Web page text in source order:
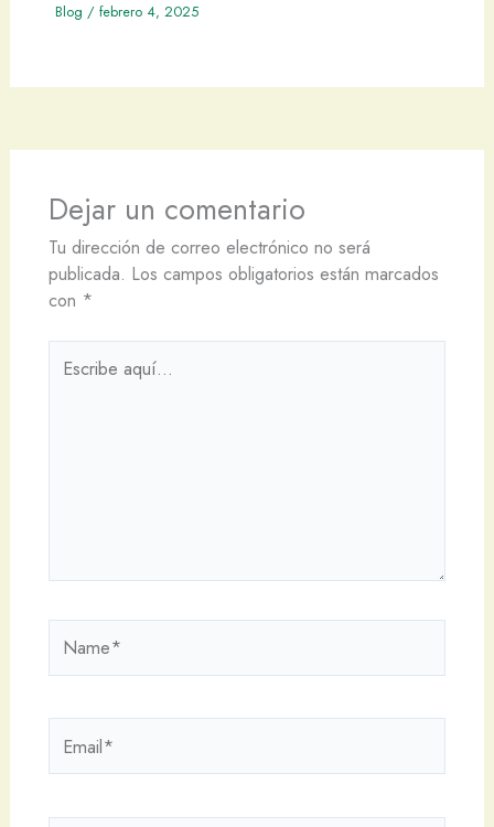
Blog / febrero 4, 2025
Dejar un comentario
Tu dirección de correo electrónico no será
publicada. Los campos obligatorios están marcados
con *
aquí...